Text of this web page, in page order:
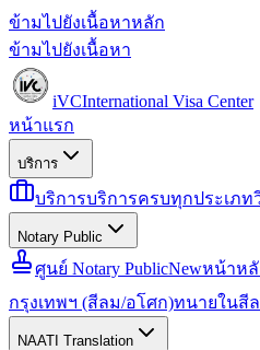
ข้ามไปยังเนื้อหาหลัก
ข้ามไปยังเนื้อหา
iVCInternational Visa Center
หน้าแรก
บริการ
บริการบริการครบทุกประเภท
Notary Public
ศูนย์ Notary PublicNewหน้าหลั
กรุงเทพฯ (สีลม/อโศก)ทนายในสี
NAATI Translation